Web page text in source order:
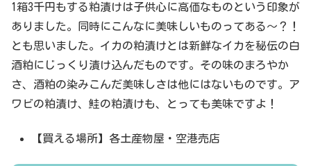
1箱3千円もする粕漬けは子供心に高価なものという印象が
ありました。同時にこんなに美味しいものってある～？！
とも思いました。イカの粕漬けとは新鮮なイカを秘伝の白
酒粕にじっくり漬け込んだものです。その味のまろやか
さ、酒粕の染みこんだ美味しさは他にはないものです。ア
ワビの粕漬け、鮭の粕漬けも、とっても美味ですよ！
【買える場所】各土産物屋・空港売店